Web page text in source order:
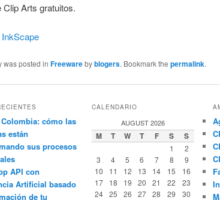
Clip Arts gratuitos.
InkScape
was posted inFreewarebyblogers. Bookmark thepermalink.
Colombia: cómo las
están
sus procesos
API con
Artificial basado
de tu
CALENDARIO
AUGUST 2026
M T W T F S S
1
2
3
4 5 6 7 8
9
10
11 12 13 14 15
16
17
18 19 20 21 22
23
24
25 26 27 28 29 30